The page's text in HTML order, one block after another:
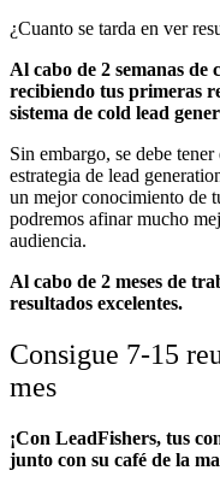
¿Cuanto se tarda en ver
Al cabo de 2 semanas de
recibiendo tus primeras
sistema de cold lead
Sin embargo, se debe
estrategia de lead
un mejor conocimiento de
podremos afinar mucho
audiencia.
Al cabo de 2 meses de
resultados excelentes.
Consigue 7-15
mes
¡Con LeadFishers, tus
junto con su café de la